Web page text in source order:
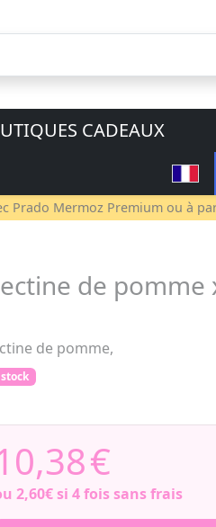
CADEAUX
Prado Mermoz Premium ou à
de pomme
de pomme,
€
2,60€si 4 fois sans frais